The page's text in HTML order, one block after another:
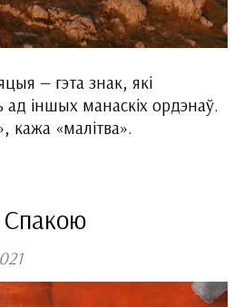
— гэта знак, які
ад іншых манаскіх ордэнаў.
кажа «малітва».